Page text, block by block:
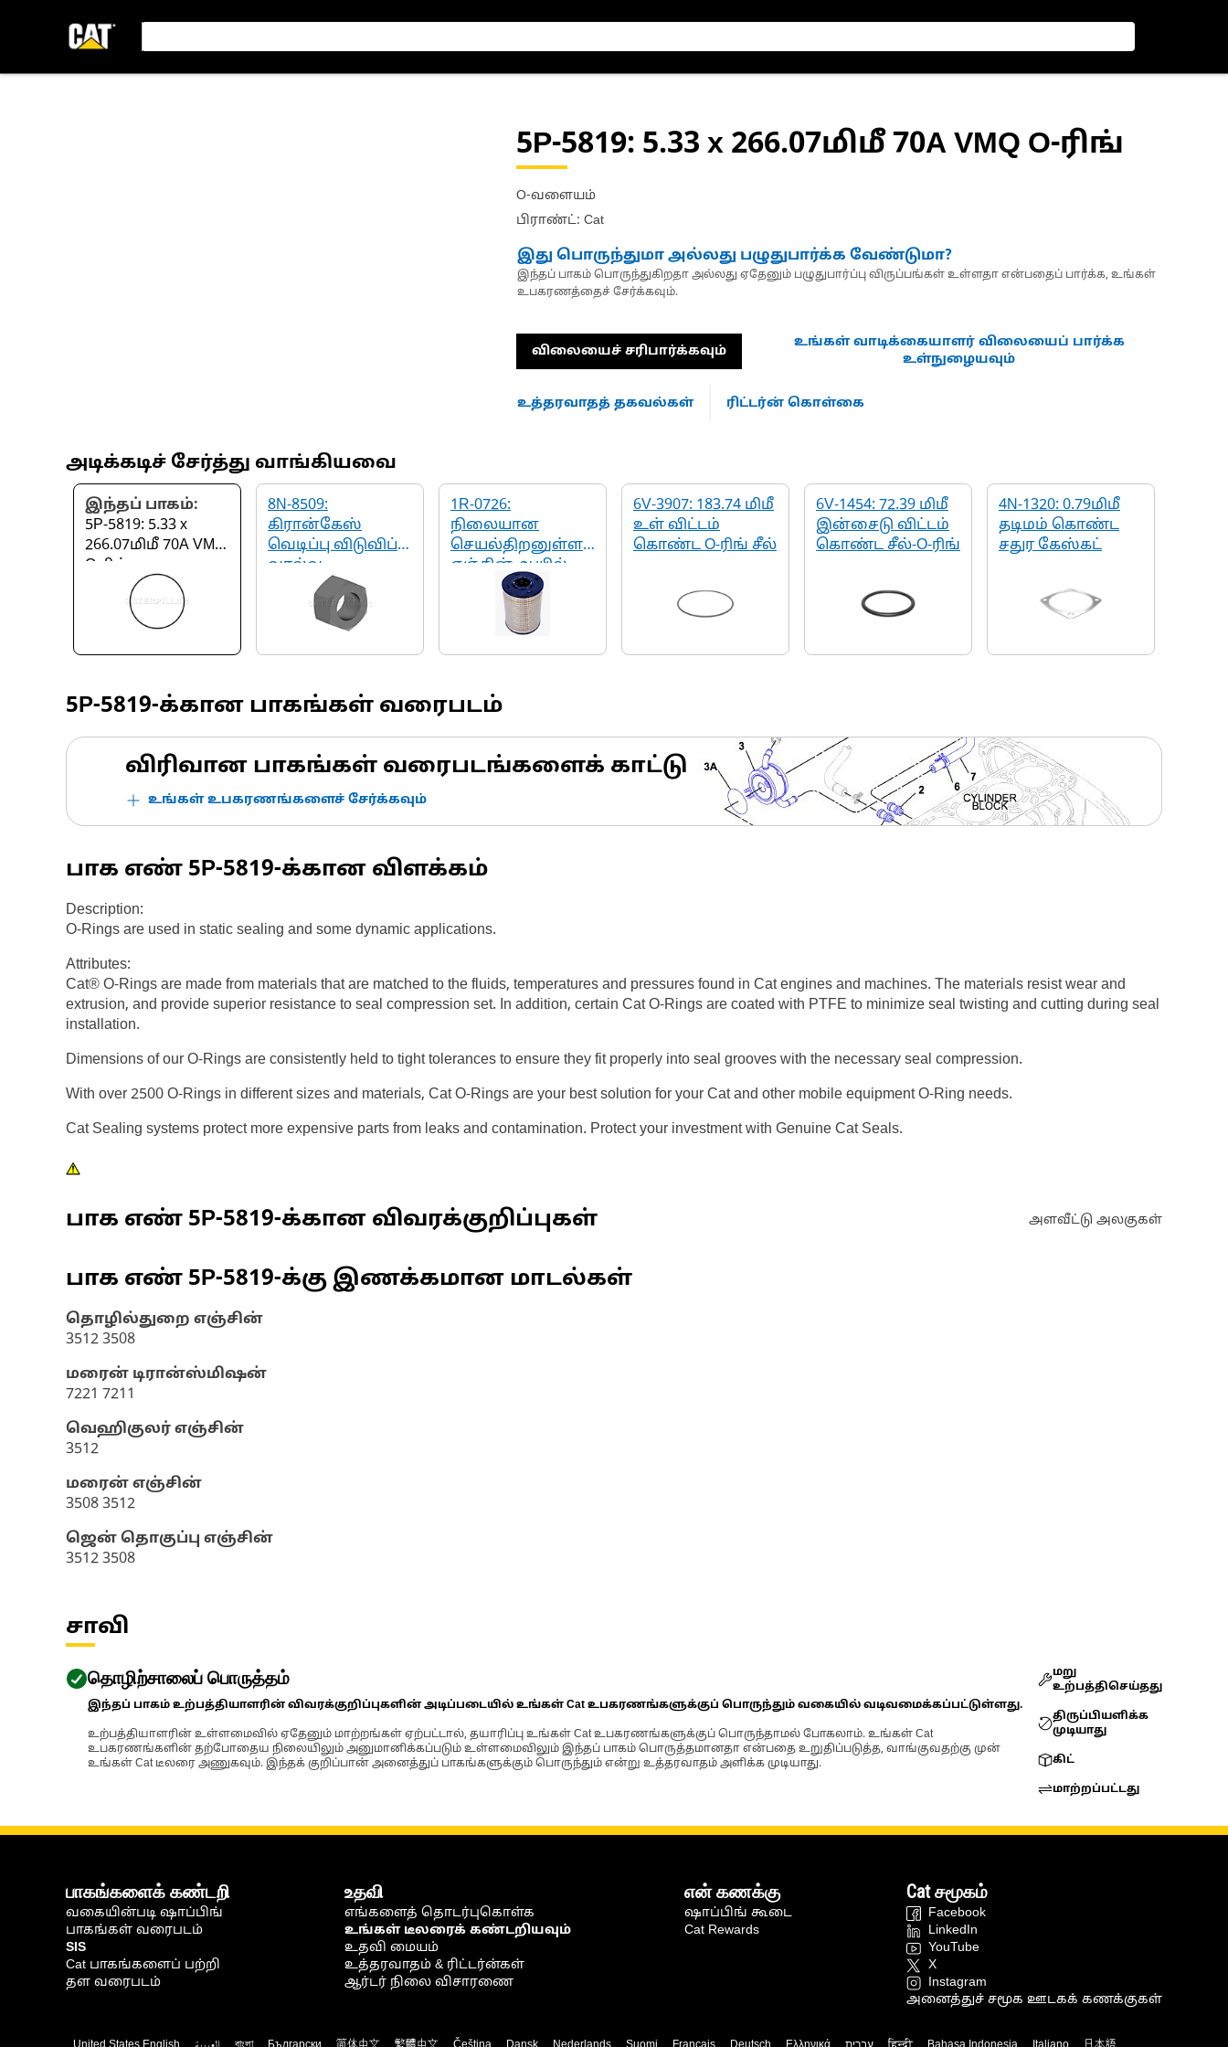
5P-5819: 5.33 x 266.07மிமீ 70A VMQ O-ரிங்
O-வளையம்
பிராண்ட்: Cat
இது பொருந்துமா அல்லது பழுதுபார்க்க வேண்டுமா?
இந்தப் பாகம் பொருந்துகிறதா அல்லது ஏதேனும் பழுதுபார்ப்பு விருப்பங்கள் உள்ளதா என்பதைப் பார்க்க, உங்கள்
உபகரணத்தைச் சேர்க்கவும்.
விலையைச் சரிபார்க்கவும்
உங்கள் வாடிக்கையாளர் விலையைப் பார்க்க
உள்நுழையவும்
உத்தரவாதத் தகவல்கள் ரிட்டர்ன் கொள்கை
அடிக்கடிச் சேர்த்து வாங்கியவை
இந்தப் பாகம்:
5P-5819: 5.33 x
266.07மிமீ 70A VMQ
O-ரிங்
8N-8509:
கிரான்கேஸ்
வெடிப்பு விடுவிப்பு
வால்வு
1R-0726:
நிலையான
செயல்திறனுள்ள
எஞ்சின் ஆயில்
வடிகட்டி
6V-3907: 183.74 மிமீ
உள் விட்டம்
கொண்ட O-ரிங் சீல்
6V-1454: 72.39 மிமீ
இன்சைடு விட்டம்
கொண்ட சீல்-O-ரிங்
4N-1320: 0.79மிமீ
தடிமம் கொண்ட
சதுர கேஸ்கட்
5P-5819-க்கான பாகங்கள் வரைபடம்
விரிவான பாகங்கள் வரைபடங்களைக் காட்டு
உங்கள் உபகரணங்களைச் சேர்க்கவும்
பாக எண் 5P-5819-க்கான விளக்கம்
Description:
O-Rings are used in static sealing and some dynamic applications.
Attributes:
Cat® O-Rings are made from materials that are matched to the fluids, temperatures and pressures found in Cat engines and machines. The materials resist wear and
extrusion, and provide superior resistance to seal compression set. In addition, certain Cat O-Rings are coated with PTFE to minimize seal twisting and cutting during seal
installation.
Dimensions of our O-Rings are consistently held to tight tolerances to ensure they fit properly into seal grooves with the necessary seal compression.
With over 2500 O-Rings in different sizes and materials, Cat O-Rings are your best solution for your Cat and other mobile equipment O-Ring needs.
Cat Sealing systems protect more expensive parts from leaks and contamination. Protect your investment with Genuine Cat Seals.
பாக எண் 5P-5819-க்கான விவரக்குறிப்புகள் அளவீட்டு அலகுகள்
பாக எண் 5P-5819-க்கு இணக்கமான மாடல்கள்
தொழில்துறை எஞ்சின்
3512 3508
மரைன் டிரான்ஸ்மிஷன்
7221 7211
வெஹிகுலர் எஞ்சின்
3512
மரைன் எஞ்சின்
3508 3512
ஜென் தொகுப்பு எஞ்சின்
3512 3508
சாவி
தொழிற்சாலைப் பொருத்தம்
இந்தப் பாகம் உற்பத்தியாளரின் விவரக்குறிப்புகளின் அடிப்படையில் உங்கள் Cat உபகரணங்களுக்குப் பொருந்தும் வகையில் வடிவமைக்கப்பட்டுள்ளது.
உற்பத்தியாளரின் உள்ளமைவில் ஏதேனும் மாற்றங்கள் ஏற்பட்டால், தயாரிப்பு உங்கள் Cat உபகரணங்களுக்குப் பொருந்தாமல் போகலாம். உங்கள் Cat
உபகரணங்களின் தற்போதைய நிலையிலும் அனுமானிக்கப்படும் உள்ளமைவிலும் இந்தப் பாகம் பொருத்தமானதா என்பதை உறுதிப்படுத்த, வாங்குவதற்கு முன்
உங்கள் Cat டீலரை அணுகவும். இந்தக் குறிப்பான் அனைத்துப் பாகங்களுக்கும் பொருந்தும் என்று உத்தரவாதம் அளிக்க முடியாது.
மறு
உற்பத்திசெய்தது
திருப்பியளிக்க
முடியாது
கிட்
மாற்றப்பட்டது
பாகங்களைக் கண்டறி
வகையின்படி ஷாப்பிங்
பாகங்கள் வரைபடம்
SIS
Cat பாகங்களைப் பற்றி
தள வரைபடம்
உதவி
எங்களைத் தொடர்புகொள்க
உங்கள் டீலரைக் கண்டறியவும்
உதவி மையம்
உத்தரவாதம் & ரிட்டர்ன்கள்
ஆர்டர் நிலை விசாரணை
என் கணக்கு
ஷாப்பிங் கூடை
Cat Rewards
Cat சமூகம்
Facebook
LinkedIn
YouTube
X
Instagram
அனைத்துச் சமூக ஊடகக் கணக்குகள்